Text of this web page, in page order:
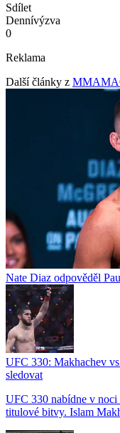
Sdílet
Dennívýzva
0
Reklama
Další články z
Nate Diaz odpověděl
UFC 330: Makhachev
sledovat
UFC 330 nabídne v noci
titulové bitvy. Islam